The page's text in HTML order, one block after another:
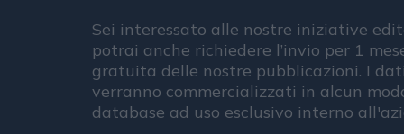
Sei interessato alle nostre iniziative
potrai anche richiedere l’invio per 1
gratuita delle nostre pubblicazioni. I
verranno commercializzati in alcun
database ad uso esclusivo interno